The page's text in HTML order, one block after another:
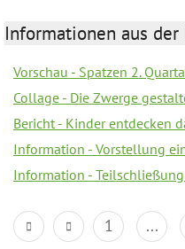
Informationen aus
Vorschau - Spatzen 2.
Collage - Die Zwerge
Bericht - Kinder entdecken
Information - Vorstellung
Information -
1 ...